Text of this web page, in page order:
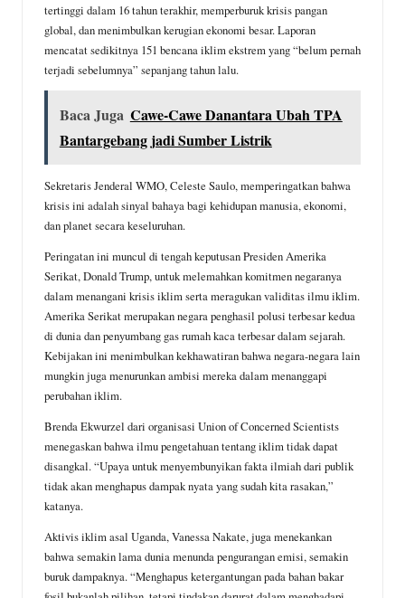
tertinggi dalam 16 tahun terakhir, memperburuk krisis pangan
global, dan menimbulkan kerugian ekonomi besar. Laporan
mencatat sedikitnya 151 bencana iklim ekstrem yang “belum pernah
terjadi sebelumnya” sepanjang tahun lalu.
Baca Juga Cawe-Cawe Danantara Ubah TPA
Bantargebang jadi Sumber Listrik
Sekretaris Jenderal WMO, Celeste Saulo, memperingatkan bahwa
krisis ini adalah sinyal bahaya bagi kehidupan manusia, ekonomi,
dan planet secara keseluruhan.
Peringatan ini muncul di tengah keputusan Presiden Amerika
Serikat, Donald Trump, untuk melemahkan komitmen negaranya
dalam menangani krisis iklim serta meragukan validitas ilmu iklim.
Amerika Serikat merupakan negara penghasil polusi terbesar kedua
di dunia dan penyumbang gas rumah kaca terbesar dalam sejarah.
Kebijakan ini menimbulkan kekhawatiran bahwa negara-negara lain
mungkin juga menurunkan ambisi mereka dalam menanggapi
perubahan iklim.
Brenda Ekwurzel dari organisasi Union of Concerned Scientists
menegaskan bahwa ilmu pengetahuan tentang iklim tidak dapat
disangkal. “Upaya untuk menyembunyikan fakta ilmiah dari publik
tidak akan menghapus dampak nyata yang sudah kita rasakan,”
katanya.
Aktivis iklim asal Uganda, Vanessa Nakate, juga menekankan
bahwa semakin lama dunia menunda pengurangan emisi, semakin
buruk dampaknya. “Menghapus ketergantungan pada bahan bakar